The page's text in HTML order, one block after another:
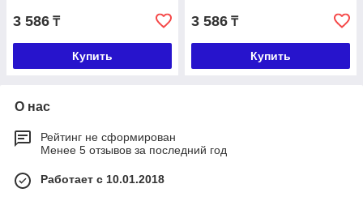
3 586 ₸
Купить
3 586 ₸
Купить
О нас
Рейтинг не сформирован
Менее 5 отзывов за последний год
Работает с 10.01.2018